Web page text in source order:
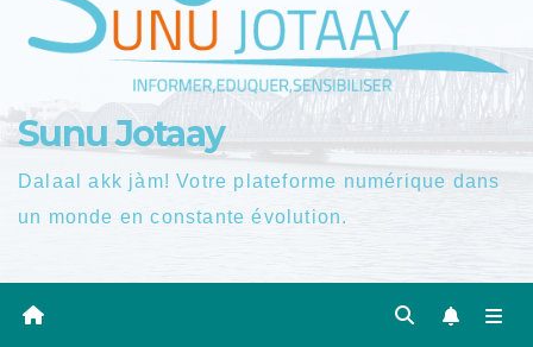
Sunu Jotaay
Dalaal akk jàm! Votre plateforme numérique dans
un monde en constante évolution.